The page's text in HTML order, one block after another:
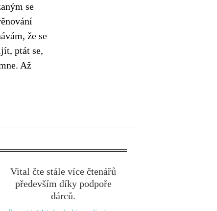
se
že se
ptát se,
Až
Vital čte stále více čtenářů
především díky podpoře
dárců.